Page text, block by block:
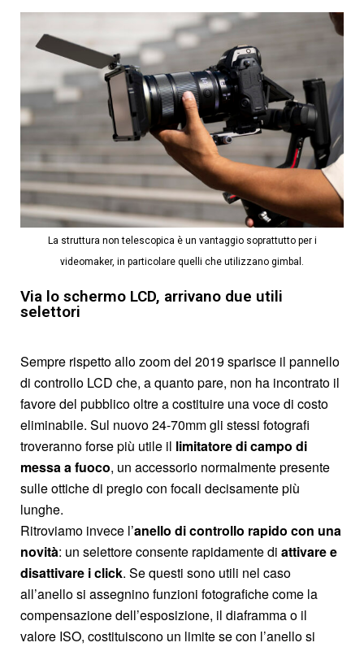
La struttura non telescopica è un vantaggio soprattutto per i
videomaker, in particolare quelli che utilizzano gimbal.
Via lo schermo LCD, arrivano due utili
selettori
Sempre rispetto allo zoom del 2019 sparisce il pannello
di controllo LCD che, a quanto pare, non ha incontrato il
favore del pubblico oltre a costituire una voce di costo
eliminabile. Sul nuovo 24-70mm gli stessi fotografi
troveranno forse più utile il limitatore di campo di
messa a fuoco, un accessorio normalmente presente
sulle ottiche di pregio con focali decisamente più
lunghe.
Ritroviamo invece l’anello di controllo rapido con una
novità: un selettore consente rapidamente di attivare e
disattivare i click. Se questi sono utili nel caso
all’anello si assegnino funzioni fotografiche come la
compensazione dell’esposizione, il diaframma o il
valore ISO, costituiscono un limite se con l’anello si